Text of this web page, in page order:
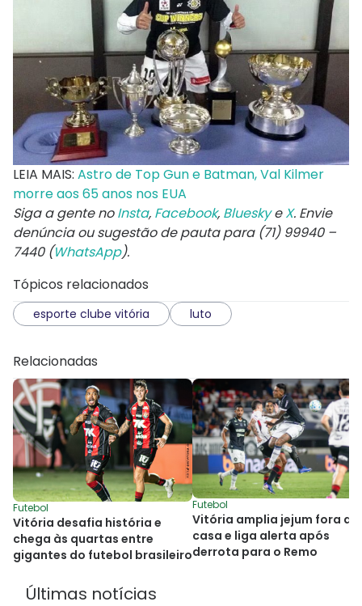
LEIA MAIS: Astro de Top Gun e Batman, Val Kilmer
morre aos 65 anos nos EUA
Siga a gente noInsta, Facebook, BlueskyeX. Envie
denúncia ou sugestão de pauta para (71) 99940 –
7440 (WhatsApp).
Tópicos relacionados
esporte clube vitória luto
Relacionadas
Futebol
Vitória desafia história e
chega às quartas entre
gigantes do futebol brasileiro
Futebol
Vitória amplia jejum fora de
casa e liga alerta após
derrota para o Remo
Últimas notícias